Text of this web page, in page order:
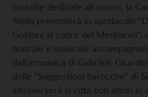
melodie dedicate all’amore, la
Stella presenterà lo spettacolo
Goldoni al cuore del Medioevo”,
teatrale e musicale
dall’armonica di Gabriele
delle “Suggestioni barocche” di
attraverserà la città con attori in